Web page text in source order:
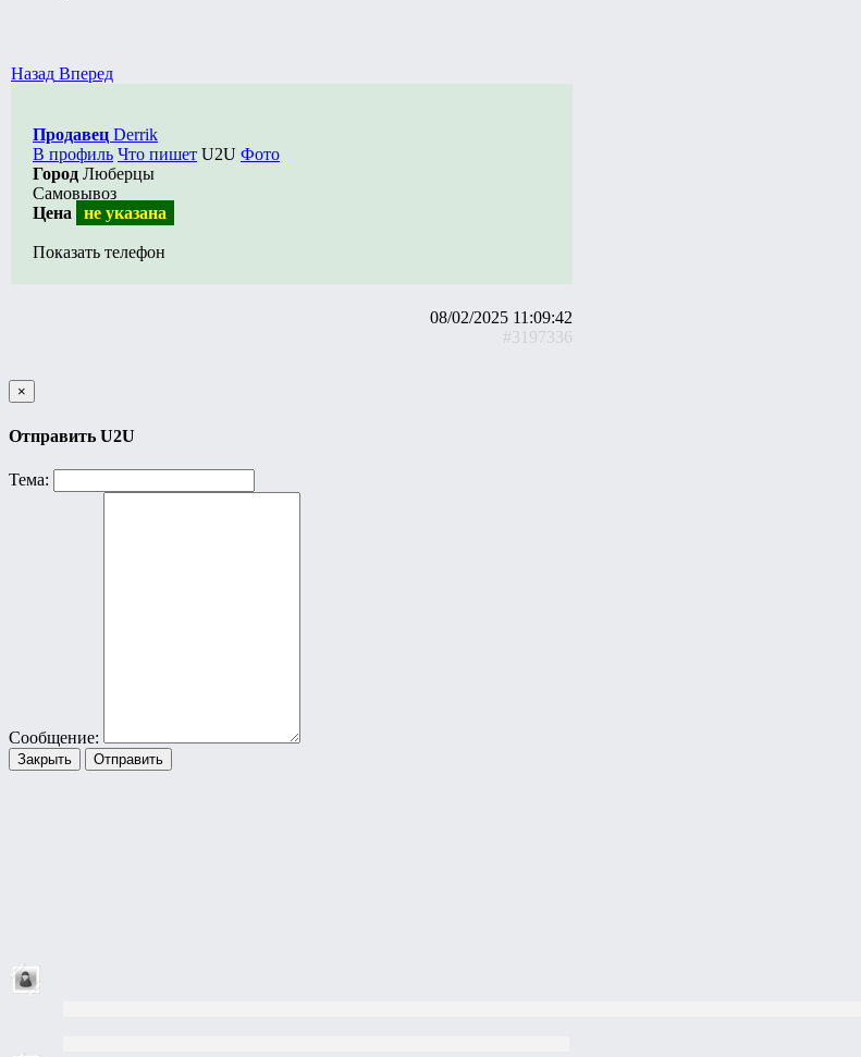
Назад Вперед
Продавец Derrik
В профиль Что пишет U2U Фото
Город Люберцы
Самовывоз
Цена
не указана
Показать телефон
08/02/2025 11:09:42
#3197336
×
Отправить U2U
Тема:
Сообщение:
Закрыть Отправить